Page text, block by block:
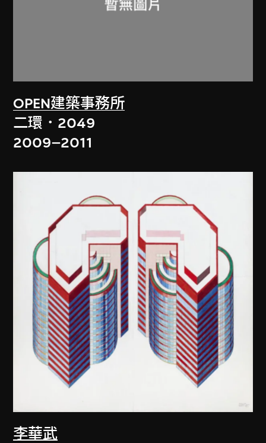
OPEN建築事務所
二環．2049
2009–2011
李華武